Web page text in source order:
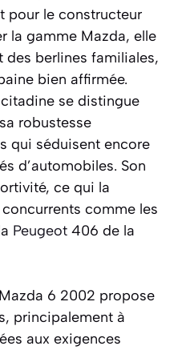
pour le constructeur
la gamme Mazda, elle
des berlines familiales,
bien affirmée.
se distingue
robustesse
qui séduisent encore
d’automobiles. Son
ce qui la
comme les
Peugeot 406 de la
6 2002 propose
principalement à
aux exigences